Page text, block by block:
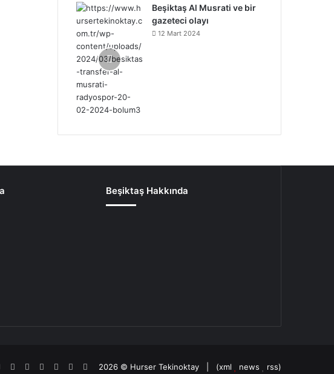
Beşiktaş Al Musrati ve bir
gazeteci olayı
12 Mart 2024
Beşiktaş Hakkında
2026 © Hurser Tekinoktay | (xml news rss)
YouTubeTumblrSoundCloud
Instagram
SpotifyTikTokPatreon